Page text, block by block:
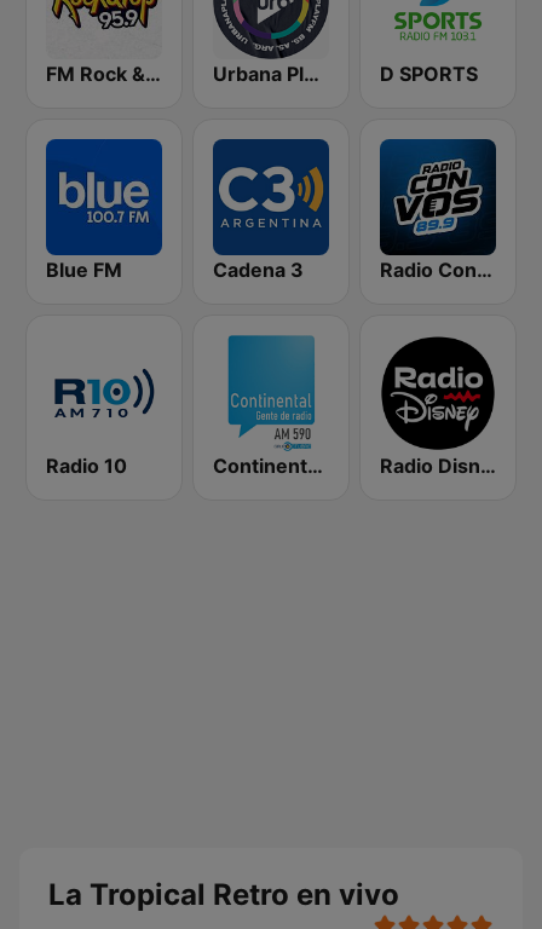
FM Rock & Pop Urbana Play 104.3 FM D SPORTS
Blue FM Cadena 3 Radio Con Vos 89.9
Radio 10 Continental 590 AM Radio Disney Latinoamérica
La Tropical Retro en vivo